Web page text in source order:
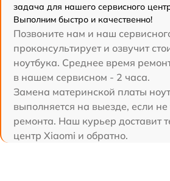
задача для нашего сервисного
Выполним быстро и качественно!
Позвоните нам и наш
проконсультирует и озвучит
ноутбука. Среднее время
в нашем сервисном - 2 часа.
Замена материнской платы
выполняется на выезде, если не
ремонта. Наш курьер доставит
центр Xiaomi и обратно.